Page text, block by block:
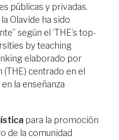
públicas y privadas.
Olavide ha sido
según el ‘THE’s top-
by teaching
elaborado por
centrado en el
la enseñanza
para la promoción
de la comunidad